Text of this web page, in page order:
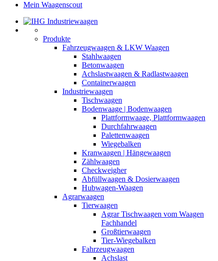
Mein Waagenscout
Produkte
Fahrzeugwaagen & LKW Waagen
Stahlwaagen
Betonwaagen
Achslastwaagen & Radlastwaagen
Containerwaagen
Industriewaagen
Tischwaagen
Bodenwaage | Bodenwaagen
Plattformwaage, Plattformwaagen
Durchfahrwaagen
Palettenwaagen
Wiegebalken
Kranwaagen | Hängewaagen
Zählwaagen
Checkweigher
Abfüllwaagen & Dosierwaagen
Hubwagen-Waagen
Agrarwaagen
Tierwaagen
Agrar Tischwaagen vom Waagen
Fachhandel
Großtierwaagen
Tier-Wiegebalken
Fahrzeugwaagen
Achslast